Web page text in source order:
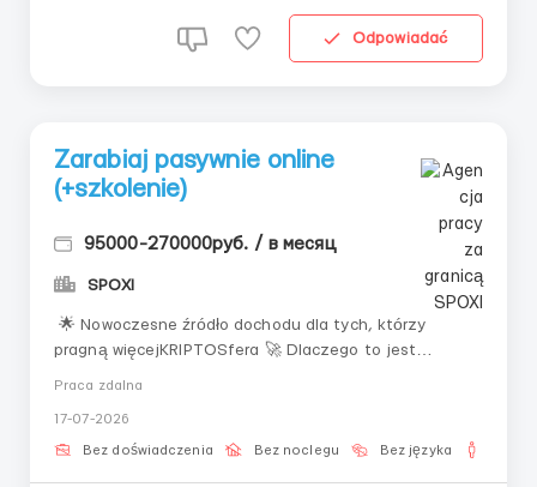
Odpowiadać
Zarabiaj pasywnie online
(+szkolenie)
95000-270000руб. / в месяц
SPOXI
🌟 Nowoczesne źródło dochodu dla tych, którzy
pragną więcejKRIPTOSfera 🚀 Dlaczego to jest
internecie. Dziś każdy ma możliwość zarabiania bez
przywiązania do biura, grafiku, a nawet miej...
Praca zdalna
17-07-2026
Bez doświadczenia Bez noclegu Bez języka